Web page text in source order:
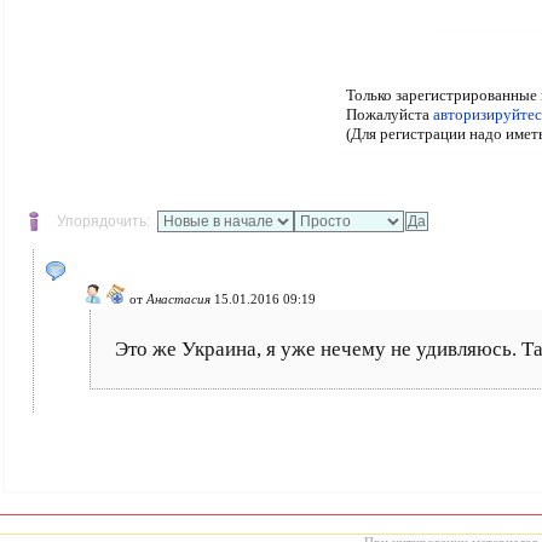
Только
Пожалуйста
(Для регистрации надо
Упорядочить:
от Анастасия 15.01.2016 09:19
Это же Украина, я уже нечему не удивляюсь.